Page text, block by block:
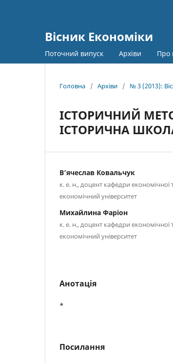
Вісник Економіки
Поточний випуск Архіви Про
Головна / Архіви / № 3 (2013):
ІСТОРИЧНИЙ
ІСТОРИЧНА
В’ячеслав Ковальчук
к. е. н., доцент кафедри економічної
економічний університет
Михайлина Фаріон
к. е. н., доцент кафедри економічної
економічний університет
Анотація
*
Посилання